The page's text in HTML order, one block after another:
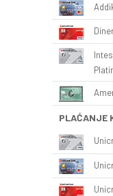
PLAĆANJE